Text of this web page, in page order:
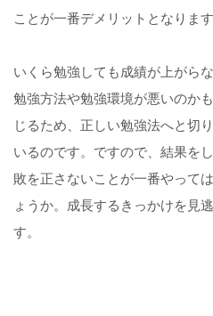
ことが一番デメリットとなります
いくら勉強しても成績が上がら
勉強方法や勉強環境が悪いのか
じるため、正しい勉強法へと切
いるのです。ですので、結果を
敗を正さないことが一番やって
ょうか。成長するきっかけを見
す。